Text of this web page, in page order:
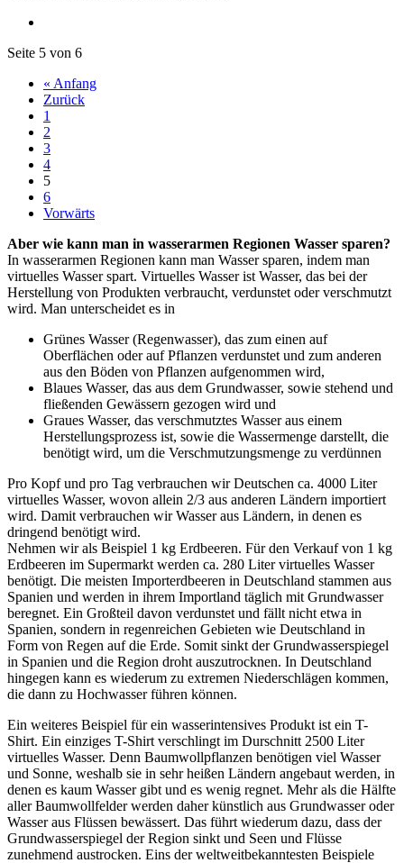
Seite 5 von 6
« Anfang
Zurück
1
2
3
4
5
6
Vorwärts
Aber wie kann man in wasserarmen Regionen Wasser sparen?
In wasserarmen Regionen kann man Wasser sparen, indem man
virtuelles Wasser spart. Virtuelles Wasser ist Wasser, das bei der
Herstellung von Produkten verbraucht, verdunstet oder verschmutzt
wird. Man unterscheidet es in
Grünes Wasser (Regenwasser), das zum einen auf
Oberflächen oder auf Pflanzen verdunstet und zum anderen
aus den Böden von Pflanzen aufgenommen wird,
Blaues Wasser, das aus dem Grundwasser, sowie stehend und
fließenden Gewässern gezogen wird und
Graues Wasser, das verschmutztes Wasser aus einem
Herstellungsprozess ist, sowie die Wassermenge darstellt, die
benötigt wird, um die Verschmutzungsmenge zu verdünnen
Pro Kopf und pro Tag verbrauchen wir Deutschen ca. 4000 Liter
virtuelles Wasser, wovon allein 2/3 aus anderen Ländern importiert
wird. Damit verbrauchen wir Wasser aus Ländern, in denen es
dringend benötigt wird.
Nehmen wir als Beispiel 1 kg Erdbeeren. Für den Verkauf von 1 kg
Erdbeeren im Supermarkt werden ca. 280 Liter virtuelles Wasser
benötigt. Die meisten Importerdbeeren in Deutschland stammen aus
Spanien und werden in ihrem Importland täglich mit Grundwasser
beregnet. Ein Großteil davon verdunstet und fällt nicht etwa in
Spanien, sondern in regenreichen Gebieten wie Deutschland in
Form von Regen auf die Erde. Somit sinkt der Grundwasserspiegel
in Spanien und die Region droht auszutrocknen. In Deutschland
hingegen kann es wiederum zu extremen Niederschlägen kommen,
die dann zu Hochwasser führen können.
Ein weiteres Beispiel für ein wasserintensives Produkt ist ein T-
Shirt. Ein einziges T-Shirt verschlingt im Durschnitt 2500 Liter
virtuelles Wasser. Denn Baumwollpflanzen benötigen viel Wasser
und Sonne, weshalb sie in sehr heißen Ländern angebaut werden, in
denen es kaum Wasser gibt und es wenig regnet. Mehr als die Hälfte
aller Baumwollfelder werden daher künstlich aus Grundwasser oder
Wasser aus Flüssen bewässert. Das führt wiederum dazu, dass der
Grundwasserspiegel der Region sinkt und Seen und Flüsse
zunehmend austrocken. Eins der weltweitbekanntesten Beispiele